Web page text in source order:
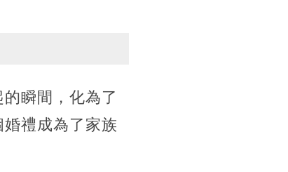
瞬間，化為了
禮成為了家族